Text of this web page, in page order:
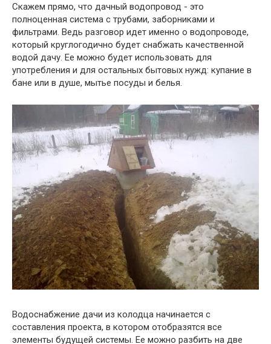
Скажем прямо, что дачный водопровод - это
полноценная система с трубами, заборниками и
фильтрами. Ведь разговор идет именно о водопроводе,
который круглогодично будет снабжать качественной
водой дачу. Ее можно будет использовать для
употребления и для остальных бытовых нужд: купание в
бане или в душе, мытье посуды и белья.
Водоснабжение дачи из колодца начинается с
составления проекта, в котором отобразятся все
элементы будущей системы. Ее можно разбить на две